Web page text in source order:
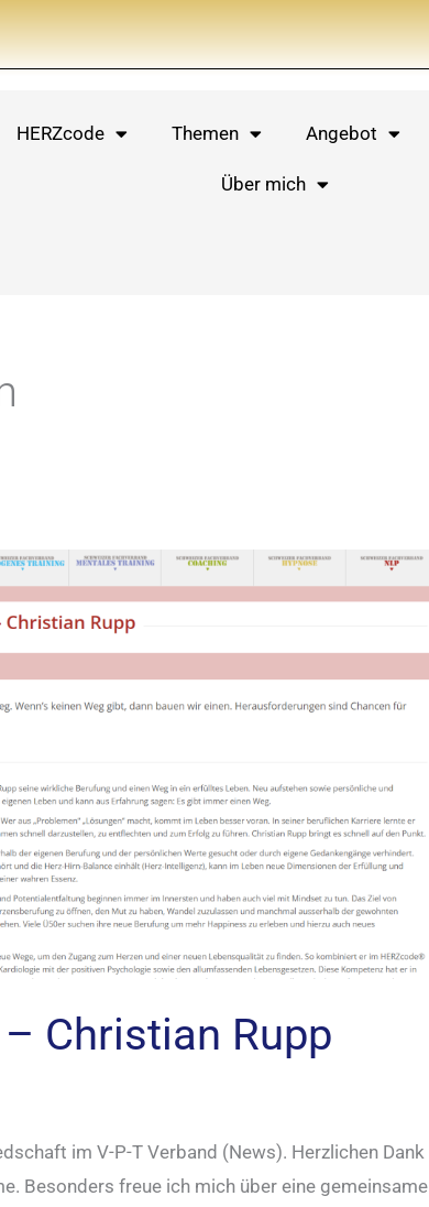
HERZcode Themen Angebot
Über mich
Christian Rupp
im V-P-T Verband (News). Herzlichen Dank
Besonders freue ich mich über eine gemeinsame